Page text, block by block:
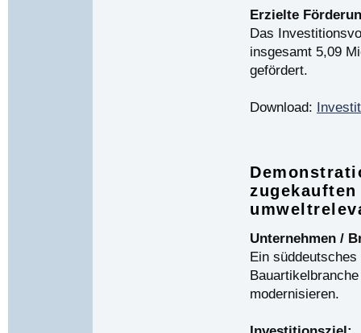
Erzielte
Das
insgesamt 5,09
gefördert.
Download:
Unternehmen /
Ein
modernisieren.